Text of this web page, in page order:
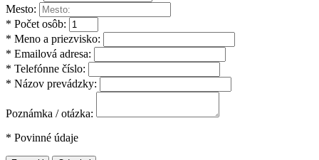
Mesto:
* Počet osôb:
* Meno a priezvisko:
* Emailová adresa:
* Telefónne číslo:
* Názov prevádzky:
Poznámka / otázka:
* Povinné údaje